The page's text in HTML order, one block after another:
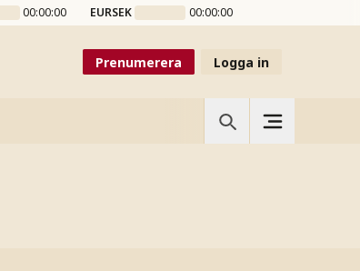
00:00:00 EURSEK 00:00:00
Prenumerera Logga in